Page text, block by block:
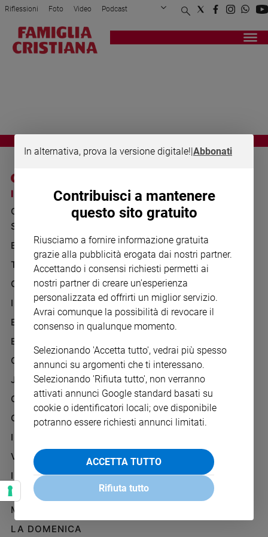
Attualità
Sport
Interviste
Papa
Papa
Chiesa
Chiesa
e
Santi
e
fede
Santo
giorno
Società
e
valori
Riflessioni Foto Video Podcast
Privacy Policy Chi siamo
Registrati Redazione
I SITI SAN PAOLO
GRUPPO EDITORIALE
SAN PAOLO
BENESSERE
TELENOVA
GAZZETTA D'ALBA
IL GIORNALINO
EDICOLA SAN PAOLO
EDIZIONI SAN PAOLO
CREDERE
JESUS
GBABY
G-WEB
I LOVE ENGLISH JUNIOR
VITA PASTORALE
IL COOPERATORE
PAOLINO
MARIA CON TE
LA DOMENICA
NOTE LEGALI
PRIVACY POLICY
WHISTLEBLOWING
SOCIAL
In alternativa, prova la versione digitale!|Abbonati
Contribuisci a mantenere
questo sito gratuito
Riusciamo a fornire informazione gratuita
grazie alla pubblicità erogata dai nostri partner.
Accettando i consensi richiesti permetti ai
nostri partner di creare un'esperienza
personalizzata ed offrirti un miglior servizio.
Avrai comunque la possibilità di revocare il
consenso in qualunque momento.
Selezionando 'Accetta tutto', vedrai più spesso
annunci su argomenti che ti interessano.
Selezionando 'Rifiuta tutto', non verranno
attivati annunci Google standard basati su
cookie o identificatori locali; ove disponibile
potranno essere richiesti annunci limitati.
ACCETTA TUTTO
Rifiuta tutto